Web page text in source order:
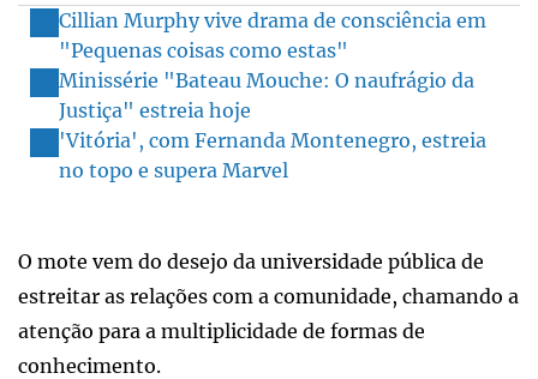
Cillian Murphy vive drama de consciência em
"Pequenas coisas como estas"
Minissérie "Bateau Mouche: O naufrágio da
Justiça" estreia hoje
'Vitória', com Fernanda Montenegro, estreia
no topo e supera Marvel
O mote vem do desejo da universidade pública de
estreitar as relações com a comunidade, chamando a
atenção para a multiplicidade de formas de
conhecimento.